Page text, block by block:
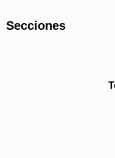
Secciones